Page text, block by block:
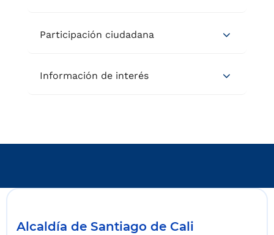
Participación ciudadana
Información de interés
Alcaldía de Santiago de Cali